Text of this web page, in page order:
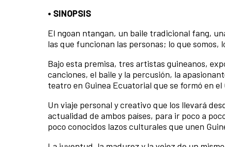
• SINOPSIS
El ngoan ntangan, un baile tradicional fang,
las que funcionan las personas; lo que somos,
Bajo esta premisa, tres artistas guineanos,
canciones, el baile y la percusión, la
teatro en Guinea Ecuatorial que se formó en
Un viaje personal y creativo que los llevará
actualidad de ambos países, para ir poco a
poco conocidos lazos culturales que unen